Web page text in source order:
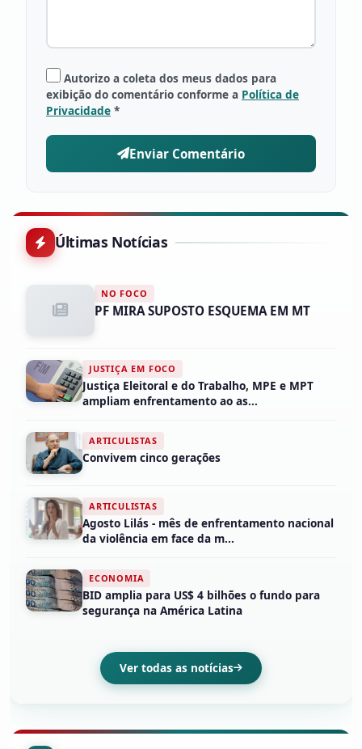
Autorizo a coleta dos meus dados para
exibição do comentário conforme a Política de
Privacidade *
Enviar Comentário
Últimas Notícias
NO FOCO
PF MIRA SUPOSTO ESQUEMA EM MT
JUSTIÇA EM FOCO
Justiça Eleitoral e do Trabalho, MPE e MPT
ampliam enfrentamento ao as...
ARTICULISTAS
Convivem cinco gerações
ARTICULISTAS
Agosto Lilás - mês de enfrentamento nacional
da violência em face da m...
ECONOMIA
BID amplia para US$ 4 bilhões o fundo para
segurança na América Latina
Ver todas as notícias